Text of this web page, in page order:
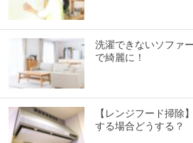
洗濯できないソファ
で綺麗に！
【レンジフード掃除
する場合どうする？